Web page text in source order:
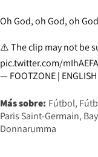
Oh God, oh God, oh
⚠️ The clip may not be
pic.twitter.com/
— FOOTZONE |
Más sobre: Fútbol
Paris Saint-Germain
Donnarumma